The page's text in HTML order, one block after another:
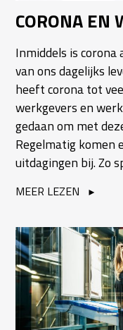
CORONA EN
Inmiddels is
van ons dagelijks
heeft corona tot
werkgevers en
gedaan om met
Regelmatig komen
uitdagingen bij. Zo
MEER LEZEN